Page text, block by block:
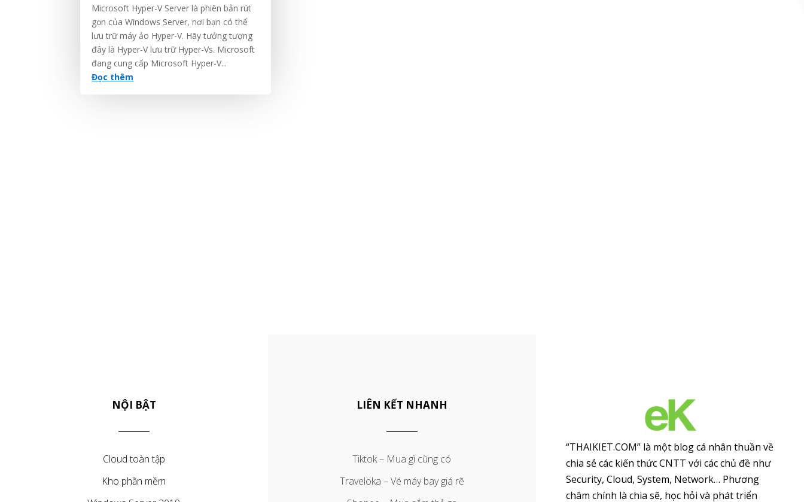
Microsoft Hyper-V Server là phiên bản rút
gọn của Windows Server, nơi bạn có thể
lưu trữ máy ảo Hyper-V. Hãy tưởng tượng
đây là Hyper-V lưu trữ Hyper-Vs. Microsoft
đang cung cấp Microsoft Hyper-V...
Đọc thêm
NỘI BẬT
Cloud toàn tập
Kho phần mềm
LIÊN KẾT NHANH
Tiktok – Mua gì cũng có
Traveloka – Vé máy bay giá rẽ
“THAIKIET.COM” là một blog cá nhân thuần về
chia sẻ các kiến thức CNTT với các chủ đề như
Security, Cloud, System, Network… Phương
châm chính là chia sẽ, học hỏi và phát triển